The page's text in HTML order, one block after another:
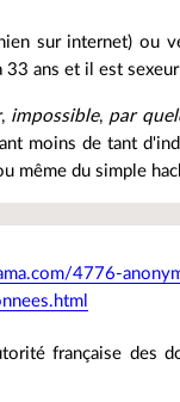
sur internet) ou
ans et il est
impossible, par
moins de tant
même du simple
4776-
française des